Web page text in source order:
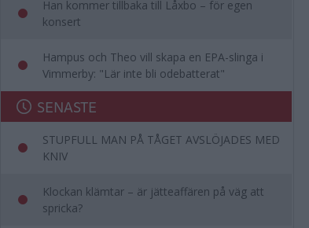
Han kommer tillbaka till Låxbo – för egen
konsert
Hampus och Theo vill skapa en EPA-slinga i
Vimmerby: "Lär inte bli odebatterat"
SENASTE
STUPFULL MAN PÅ TÅGET AVSLÖJADES MED
KNIV
Klockan klämtar – är jätteaffären på väg att
spricka?